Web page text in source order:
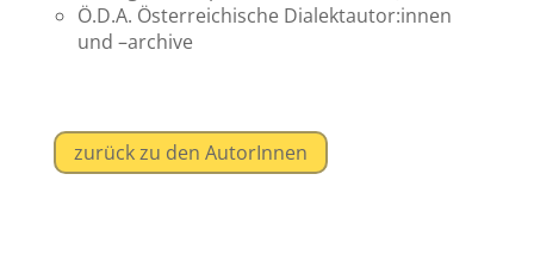
Ö.D.A. Österreichische Dialektautor:innen
und –archive
zurück zu den AutorInnen